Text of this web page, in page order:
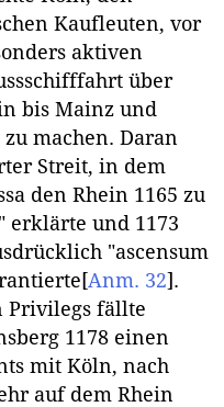
Kaufleuten, vor
aktiven
über
bis Mainz und
machen. Daran
Streit, in dem
den Rhein 1165 zu
erklärte und 1173
"ascensum
[Anm. 32] .
Privilegs fällte
1178 einen
mit Köln, nach
auf dem Rhein